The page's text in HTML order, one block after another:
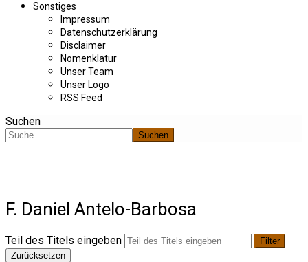
Sonstiges
Impressum
Datenschutzerklärung
Disclaimer
Nomenklatur
Unser Team
Unser Logo
RSS Feed
Suchen
Suchen
F. Daniel Antelo-Barbosa
Teil des Titels eingeben
Filter
Zurücksetzen